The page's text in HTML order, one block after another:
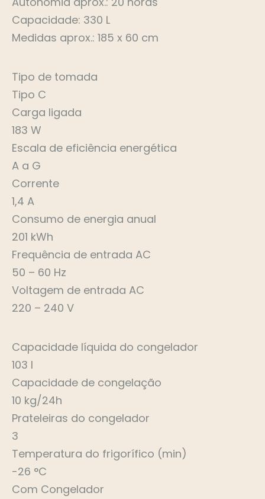
Capacidade: 330 L
Medidas aprox.: 185 x 60 cm
Tipo de tomada
Tipo C
Carga ligada
183 W
Escala de eficiência energética
A a G
Corrente
1,4 A
Consumo de energia anual
201 kWh
Frequência de entrada AC
50 – 60 Hz
Voltagem de entrada AC
220 – 240 V
Capacidade líquida do congelador
103 l
Capacidade de congelação
10 kg/24h
Prateleiras do congelador
3
Temperatura do frigorífico (min)
-26 °C
Com Congelador